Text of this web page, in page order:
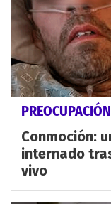
PREOCUPACIÓN
Conmoción:
internado
vivo